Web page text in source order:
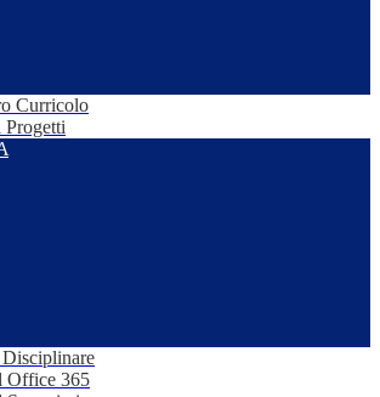
Curricolo
Office 365